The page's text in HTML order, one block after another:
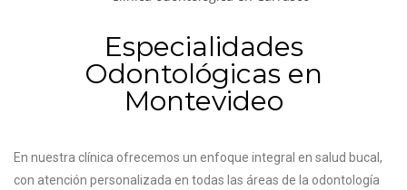
Especialidades
Odontológicas en
Montevideo
En nuestra clínica ofrecemos un enfoque integral en salud bucal,
con atención personalizada en todas las áreas de la odontología